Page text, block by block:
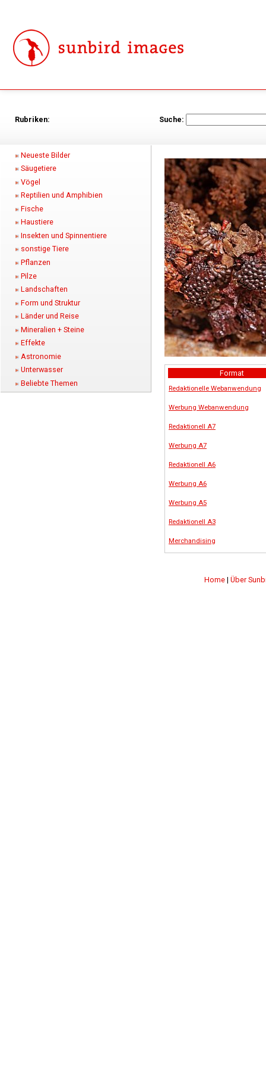
Rubriken: Suche:
Neueste Bilder
Säugetiere
Vögel
Reptilien und Amphibien
Fische
Haustiere
Insekten und Spinnentiere
sonstige Tiere
Pflanzen
Pilze
Landschaften
Form und Struktur
Länder und Reise
Mineralien + Steine
Effekte
Astronomie
Unterwasser
Beliebte Themen
Format
Redaktionelle Webanwendung
Werbung Webanwendung
Redaktionell A7
Werbung A7
Redaktionell A6
Werbung A6
Werbung A5
Redaktionell A3
Merchandising
Home | Über